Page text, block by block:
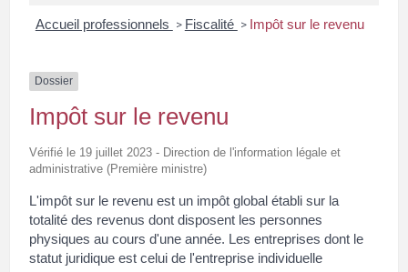
Accueil professionnels > Fiscalité > Impôt sur le revenu
Dossier
Impôt sur le revenu
Vérifié le 19 juillet 2023 - Direction de l'information légale et
administrative (Première ministre)
L'impôt sur le revenu est un impôt global établi sur la
totalité des revenus dont disposent les personnes
physiques au cours d'une année. Les entreprises dont le
statut juridique est celui de l'entreprise individuelle